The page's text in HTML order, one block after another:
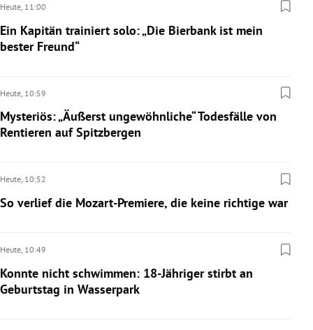
Heute, 11:00
Ein Kapitän trainiert solo: „Die Bierbank ist mein
bester Freund“
Heute, 10:59
Mysteriös: „Äußerst ungewöhnliche“ Todesfälle von
Rentieren auf Spitzbergen
Heute, 10:52
So verlief die Mozart-Premiere, die keine richtige war
Heute, 10:49
Konnte nicht schwimmen: 18-Jähriger stirbt an
Geburtstag in Wasserpark